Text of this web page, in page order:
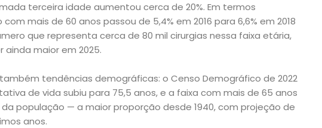
terceira idade aumentou cerca de 20%. Em termos
mais de 60 anos passou de 5,4% em 2016 para 6,6% em 2018
que representa cerca de 80 mil cirurgias nessa faixa etária,
ainda maior em 2025.
tendências demográficas: o Censo Demográfico de 2022
de vida subiu para 75,5 anos, e a faixa com mais de 65 anos
da população — a maior proporção desde 1940, com projeção de
anos.